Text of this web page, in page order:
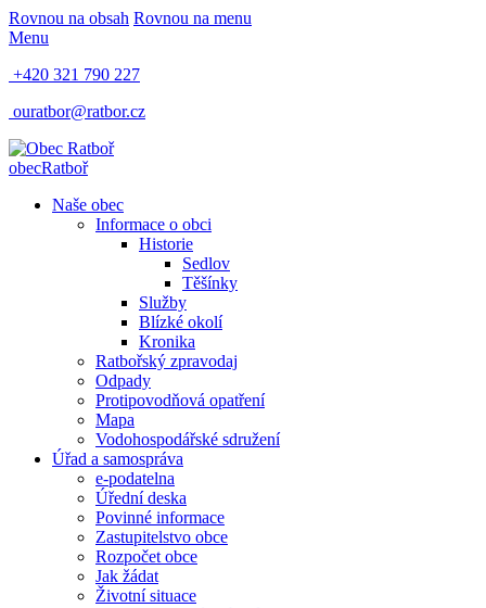
Rovnou na obsah Rovnou na menu
Menu
+420 321 790 227
ouratbor@ratbor.cz
obecRatboř
Naše obec
Informace o obci
Historie
Sedlov
Těšínky
Služby
Blízké okolí
Kronika
Ratbořský zpravodaj
Odpady
Protipovodňová opatření
Mapa
Vodohospodářské sdružení
Úřad a samospráva
e-podatelna
Úřední deska
Povinné informace
Zastupitelstvo obce
Rozpočet obce
Jak žádat
Životní situace